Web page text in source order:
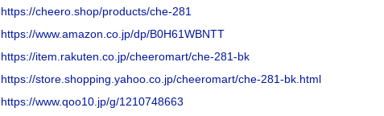
https://cheero.shop/products/che-281
https://www.amazon.co.jp/dp/B0H61WBNTT
https://item.rakuten.co.jp/cheeromart/che-281-bk
https://store.shopping.yahoo.co.jp/cheeromart/che-281-bk.html
https://www.qoo10.jp/g/1210748663